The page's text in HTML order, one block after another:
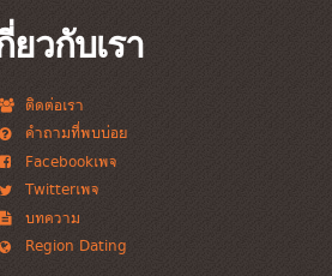
ยวกับเรา
ติดต่อเรา
คำถามที่พบบ่อย
Facebookเพจ
Twitterเพจ
บทความ
Region Dating